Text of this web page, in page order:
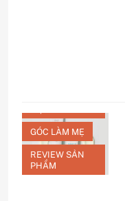
GÓC LÀM MẸ
REVIEW SẢN
PHẨM